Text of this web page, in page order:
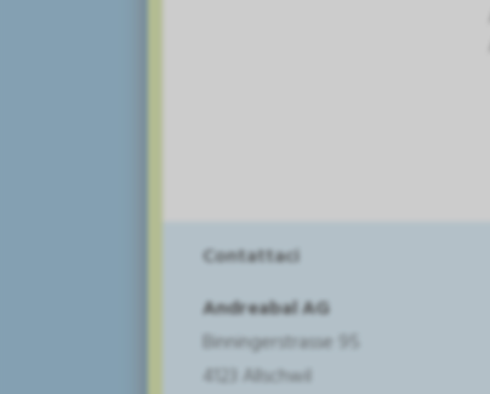
Contattaci
Andreabal AG
Binningerstrasse 95
4123 Allschwil